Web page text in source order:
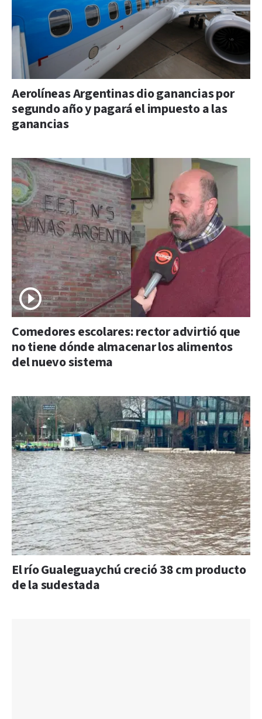
Aerolíneas Argentinas dio ganancias por
segundo año y pagará el impuesto a las
ganancias
Comedores escolares: rector advirtió que
no tiene dónde almacenar los alimentos
del nuevo sistema
El río Gualeguaychú creció 38 cm producto
de la sudestada